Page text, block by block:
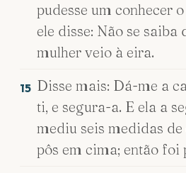
pudesse um conhecer
ele disse: Não se saiba
mulher veio à eira.
15 Disse mais: Dá-me a
ti, e segura-a. E ela a
mediu seis medidas de
pôs em cima; então foi